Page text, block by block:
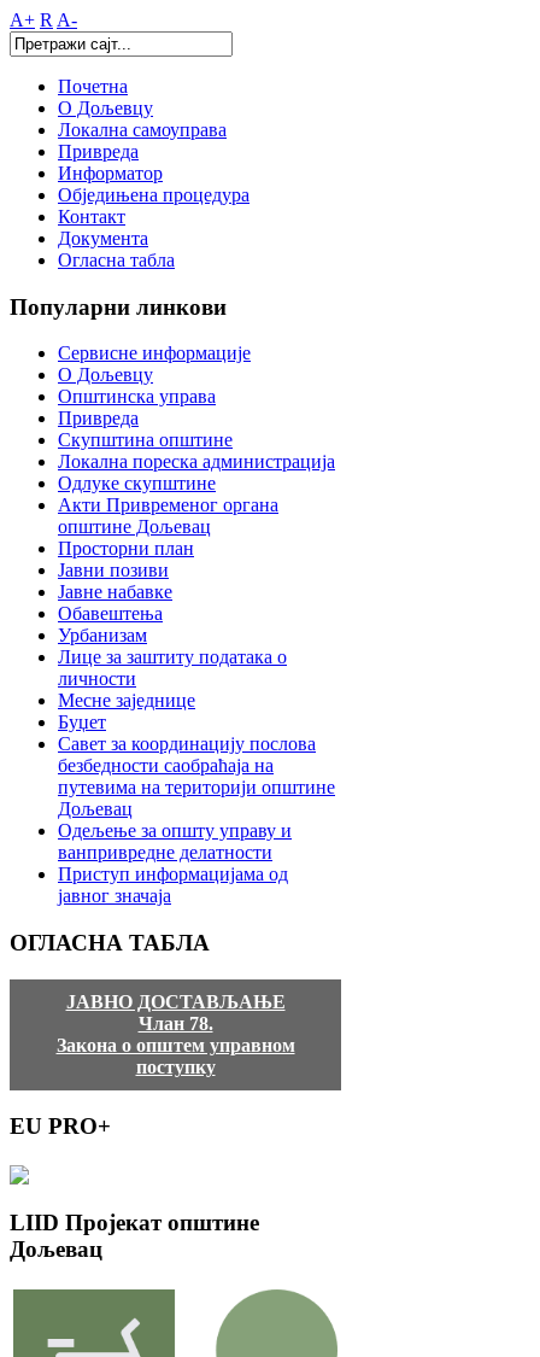
A+ R A-
Почетна
О Дољевцу
Локална самоуправа
Привреда
Информатор
Обједињена процедура
Контакт
Документа
Огласна табла
Популарни линкови
Сервисне информације
О Дољевцу
Општинска управа
Привреда
Скупштина општине
Локална пореска администрација
Одлуке скупштине
Акти Привременог органа
општине Дољевац
Просторни план
Јавни позиви
Јавне набавке
Обавештења
Урбанизам
Лице за заштиту података о
личности
Месне заједнице
Буџет
Савет за координацију послова
безбедности саобраћаја на
путевима на територији општине
Дољевац
Одељење за општу управу и
ванпривредне делатности
Приступ информацијама од
јавног значаја
ОГЛАСНА ТАБЛА
ЈАВНО ДОСТАВЉАЊЕ
Члан 78.
Закона о општем управном
поступку
EU PRO+
LIID Пројекат општине
Дољевац